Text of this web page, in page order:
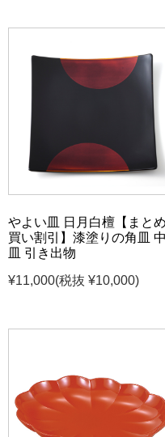
やよい皿 日月白檀【まとめ
買い割引】漆塗りの角皿 中
皿 引き出物
¥11,000(税抜 ¥10,000)